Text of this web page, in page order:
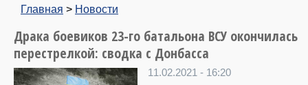
Главная > Новости
Драка боевиков 23-го батальона ВСУ окончилась
перестрелкой: сводка с Донбасса
11.02.2021 - 16:20